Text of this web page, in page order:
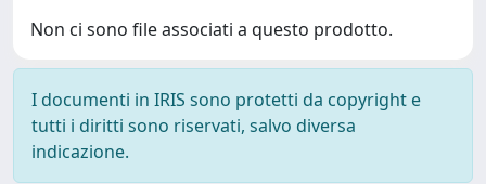
Non ci sono file associati a questo prodotto.
I documenti in IRIS sono protetti da copyright e
tutti i diritti sono riservati, salvo diversa
indicazione.